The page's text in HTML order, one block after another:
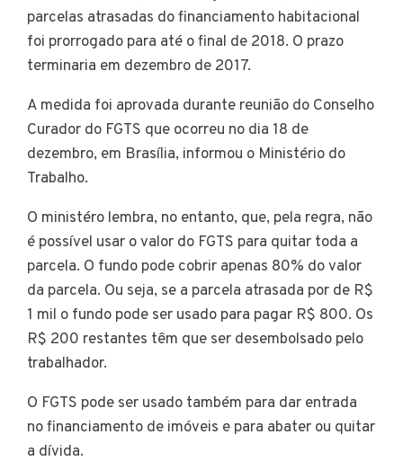
parcelas atrasadas do financiamento habitacional
foi prorrogado para até o final de 2018. O prazo
terminaria em dezembro de 2017.
A medida foi aprovada durante reunião do Conselho
Curador do FGTS que ocorreu no dia 18 de
dezembro, em Brasília, informou o Ministério do
Trabalho.
O ministéro lembra, no entanto, que, pela regra, não
é possível usar o valor do FGTS para quitar toda a
parcela. O fundo pode cobrir apenas 80% do valor
da parcela. Ou seja, se a parcela atrasada por de R$
1 mil o fundo pode ser usado para pagar R$ 800. Os
R$ 200 restantes têm que ser desembolsado pelo
trabalhador.
O FGTS pode ser usado também para dar entrada
no financiamento de imóveis e para abater ou quitar
a dívida.